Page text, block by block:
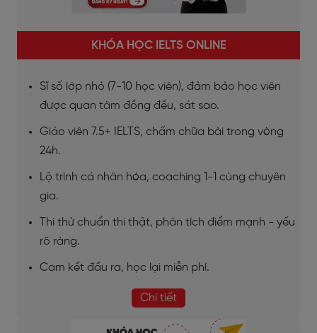
KHÓA HỌC IELTS ONLINE
Sĩ số lớp nhỏ (7-10 học viên), đảm bảo học viên
được quan tâm đồng đều, sát sao.
Giáo viên 7.5+ IELTS, chấm chữa bài trong vòng
24h.
Lộ trình cá nhân hóa, coaching 1-1 cùng chuyên
gia.
Thi thử chuẩn thi thật, phân tích điểm mạnh - yếu
rõ ràng.
Cam kết đầu ra, học lại miễn phí.
Chi tiết